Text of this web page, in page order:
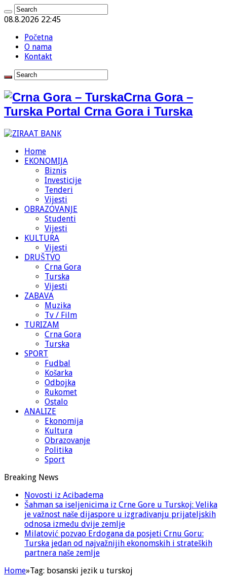
08.8.2026 22:45
Početna
O nama
Kontakt
Crna Gora –
Turska Portal Crna Gora i Turska
Home
EKONOMIJA
Biznis
Investicije
Tenderi
Vijesti
OBRAZOVANJE
Studenti
Vijesti
KULTURA
Vijesti
DRUŠTVO
Crna Gora
Turska
Vijesti
ZABAVA
Muzika
Tv / Film
TURIZAM
Crna Gora
Turska
SPORT
Fudbal
Košarka
Odbojka
Rukomet
Ostalo
ANALIZE
Ekonomija
Kultura
Obrazovanje
Politika
Sport
Breaking News
Novosti iz Acibadema
Šahman sa iseljenicima iz Crne Gore u Turskoj: Velika
je važnost naše dijaspore u izgrađivanju prijateljskih
odnosa između dvije zemlje
Milatović pozvao Erdogana da posjeti Crnu Goru:
Turska jedan od najvažnijih ekonomskih i strateških
partnera naše zemlje
Home»Tag: bosanski jezik u turskoj